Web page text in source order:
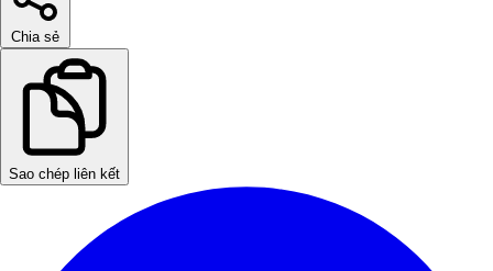
Chia sẻ
Sao chép liên kết